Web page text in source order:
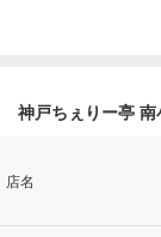
神戸ちぇりー亭
店名